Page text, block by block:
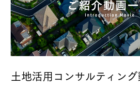
土地活用コンサルティン